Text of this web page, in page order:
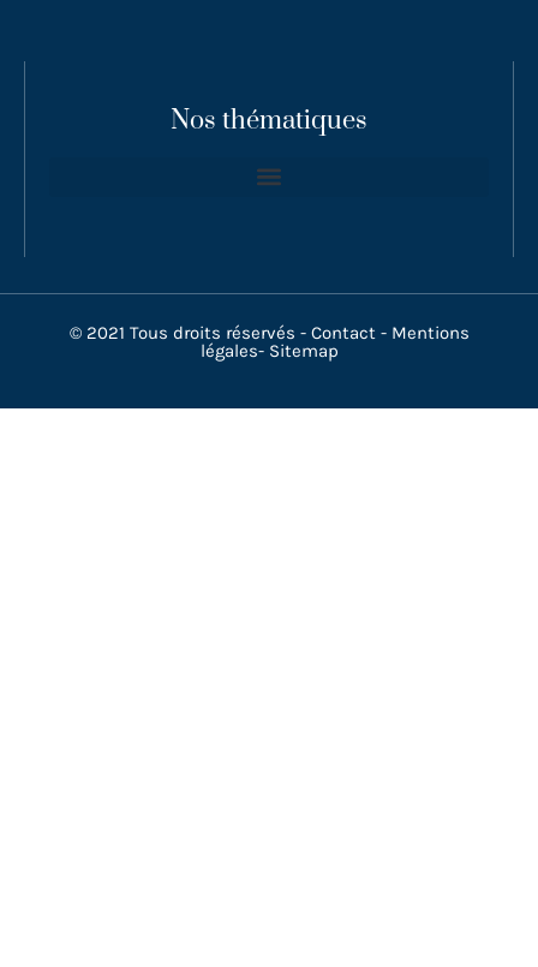
Nos thématiques
© 2021 Tous droits réservés - Contact- Mentions
légales- Sitemap